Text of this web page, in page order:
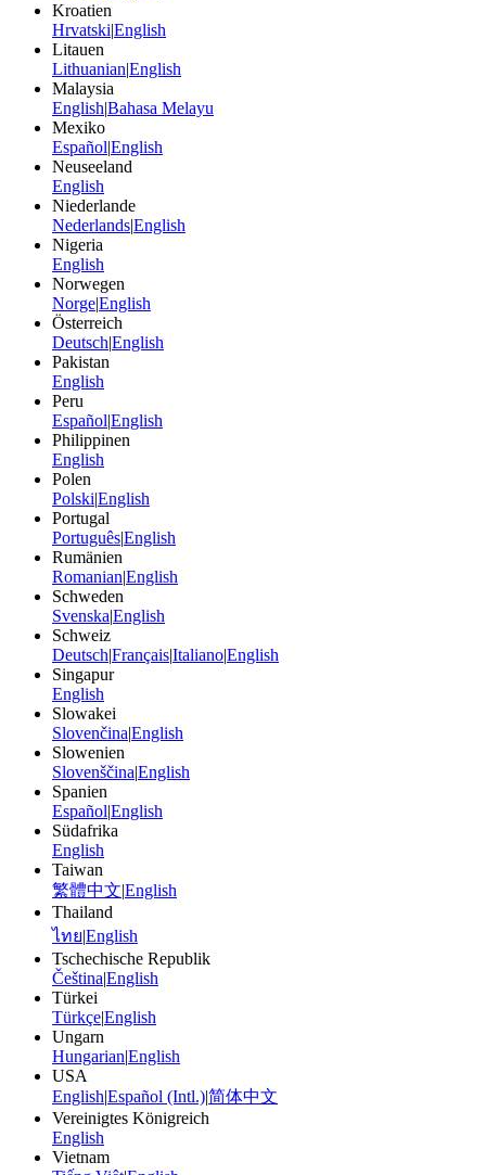
Kroatien
HrvatskiEnglish
Litauen
LithuanianEnglish
Malaysia
EnglishBahasa Melayu
Mexiko
EspañolEnglish
Neuseeland
English
Niederlande
NederlandsEnglish
Nigeria
English
Norwegen
NorgeEnglish
Österreich
DeutschEnglish
Pakistan
English
Peru
EspañolEnglish
Philippinen
English
Polen
PolskiEnglish
Portugal
PortuguêsEnglish
Rumänien
RomanianEnglish
Schweden
SvenskaEnglish
Schweiz
DeutschFrançaisItalianoEnglish
Singapur
English
Slowakei
SlovenčinaEnglish
Slowenien
SlovenščinaEnglish
Spanien
EspañolEnglish
Südafrika
English
Taiwan
繁體中文 English
Thailand
ไทย English
Tschechische Republik
ČeštinaEnglish
Türkei
TürkçeEnglish
Ungarn
HungarianEnglish
USA
EnglishEspañol (Intl.)简体中文
Vereinigtes Königreich
English
Vietnam